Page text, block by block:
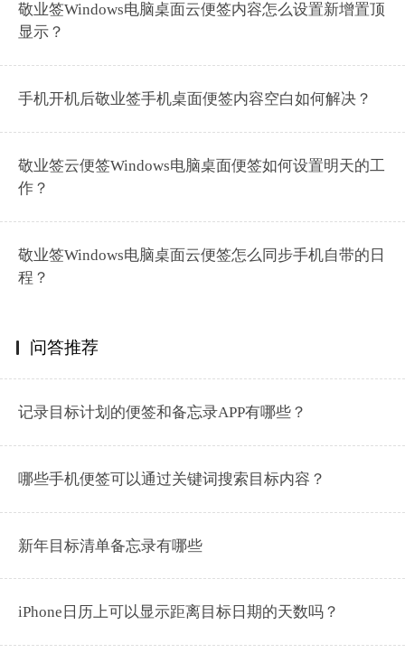
敬业签Windows电脑桌面云便签内容怎么设置新增置顶
显示？
手机开机后敬业签手机桌面便签内容空白如何解决？
敬业签云便签Windows电脑桌面便签如何设置明天的工
作？
敬业签Windows电脑桌面云便签怎么同步手机自带的日
程？
问答推荐
记录目标计划的便签和备忘录APP有哪些？
哪些手机便签可以通过关键词搜索目标内容？
新年目标清单备忘录有哪些
iPhone日历上可以显示距离目标日期的天数吗？